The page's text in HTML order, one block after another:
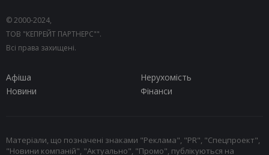
© 2000-2024,
ТОВ "КЕПРЕЙТ ПАРТНЕРС"".
Всі права захищені.
Афіша
Нерухомість
Новини
Фінанси
Матеріали, що позначені знаками "Реклама", "PR", "Спецпроект",
"Новини компаній", "Актуально", "Промо", публікуються на